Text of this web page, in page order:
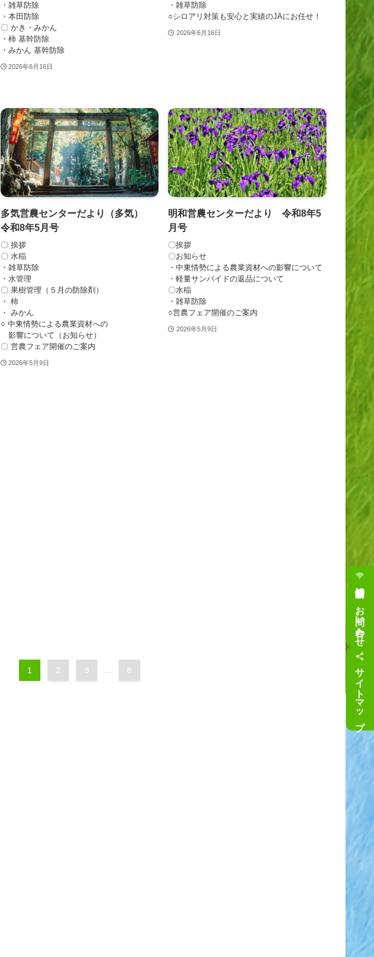
・雑草防除
・本田防除
〇 かき・みかん
・柿 基幹防除
・みかん 基幹防除
2026年6月16日
・雑草防除
○シロアリ対策も安心と実績のJAにお任せ！
2026年6月16日
多気営農センターだより（多気）
令和8年5月号
〇 挨拶
〇 水稲
・雑草防除
・水管理
〇 果樹管理（５月の防除剤）
・ 柿
・ みかん
○ 中東情勢による農業資材への
影響について（お知らせ）
〇 営農フェア開催のご案内
2026年5月9日
明和営農センターだより 令和8年5
月号
〇挨拶
〇お知らせ
・中東情勢による農業資材への影響について
・軽量サンバイドの返品について
〇水稲
・雑草防除
○営農フェア開催のご案内
2026年5月9日
1 2 3 8
お問い合わせ
サイトマップ